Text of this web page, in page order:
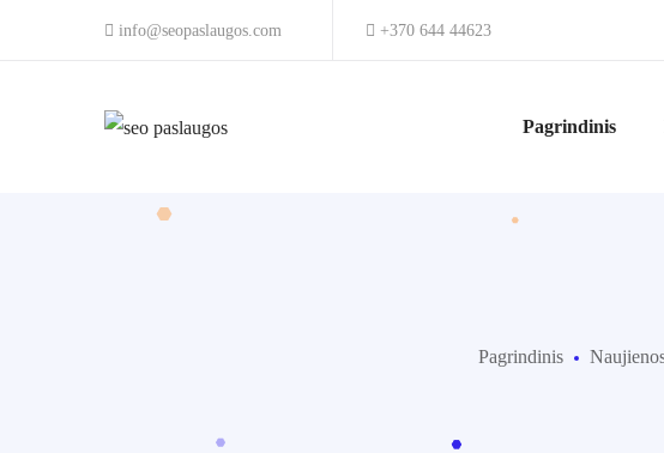
info@seopaslaugos.com +370 644 44623
Pagrindinis
Pagrindinis